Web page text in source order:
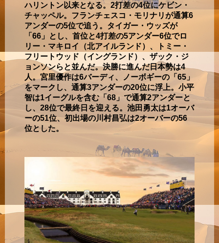
ハリントン以来となる。2打差の4位にケビン・
チャッペル。フランチェスコ・モリナリが通算6
アンダーの5位で追う。タイガー・ウッズが
「66」とし、首位と4打差の5アンダー6位でロ
リー・マキロイ（北アイルランド）、トミー・
フリートウッド（イングランド）、ザック・ジ
ョンソンらと並んだ。決勝に進んだ日本勢は4
人。宮里優作は6バーディ、ノーボギーの「65」
をマークし、通算3アンダーの20位に浮上。小平
智は1イーグルを含む「68」で通算2アンダーと
し、28位で最終日を迎える。池田勇太は1オーバ
ーの51位、初出場の川村昌弘は2オーバーの56
位とした。